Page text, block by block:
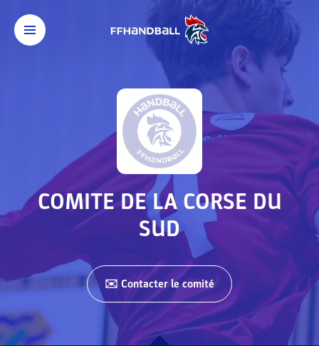
COMITE DE LA CORSE DU
SUD
✉️ Contacterle comité